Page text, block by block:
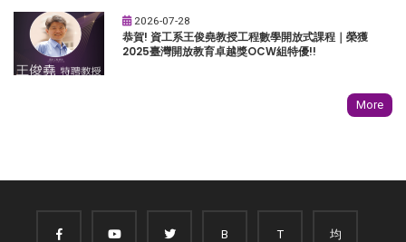
2026-07-28
恭賀! 資工系王俊堯教授工程數學開放式課程｜榮獲
2025臺灣開放教育卓越獎OCW組特優!!
More
B T 均